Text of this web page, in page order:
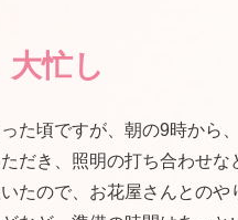
大忙し
た頃ですが、朝の9時から
だき、照明の打ち合わせな
たので、お花屋さんとの